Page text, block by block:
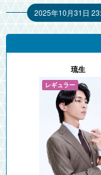
2025年10月31日
琉生